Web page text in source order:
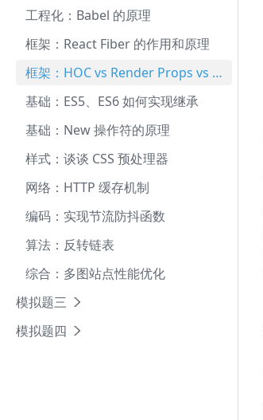
工程化：Babel 的原理
框架：React Fiber 的作用和原理
框架：HOC vs Render Props vs Hooks
基础：ES5、ES6 如何实现继承
基础：New 操作符的原理
样式：谈谈 CSS 预处理器
网络：HTTP 缓存机制
编码：实现节流防抖函数
算法：反转链表
综合：多图站点性能优化
模拟题三
模拟题四